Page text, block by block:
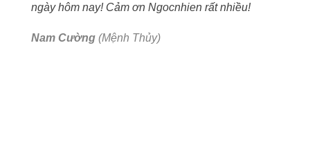
ngày hôm nay! Cảm ơn Ngocnhien rất nhiều!
Nam Cường (Mệnh Thủy)